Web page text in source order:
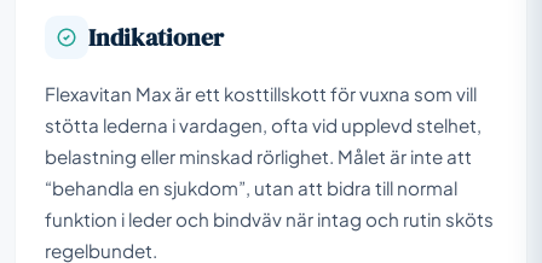
Indikationer
Flexavitan Max är ett kosttillskott för vuxna som vill
stötta lederna i vardagen, ofta vid upplevd stelhet,
belastning eller minskad rörlighet. Målet är inte att
“behandla en sjukdom”, utan att bidra till normal
funktion i leder och bindväv när intag och rutin sköts
regelbundet.